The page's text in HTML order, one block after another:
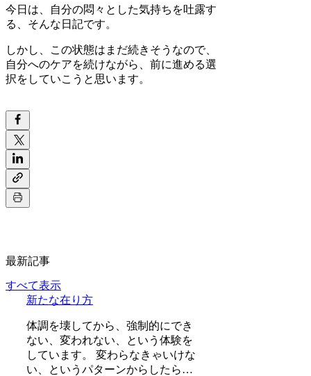
今日は、自分の悶々とした気持ちを吐露す
る、そんな日記です。
しかし、この状態はまだ続きそうなので、
自分へのケアを続けながら、前に進める選
択をしていこうと思います。
最新記事
すべて表示
新たな在り方
体調を壊してから、強制的にでき
ない、変われない、という体験を
しています。 変わらなきゃいけな
い、というパターンからしたら、